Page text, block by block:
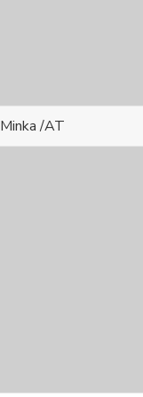
Minka /AT